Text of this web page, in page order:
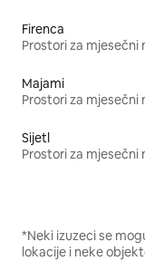
Firenca
Prostori za mjesečni
Majami
Prostori za mjesečni
Sijetl
Prostori za mjesečni
*Neki izuzeci se
lokacije i neke